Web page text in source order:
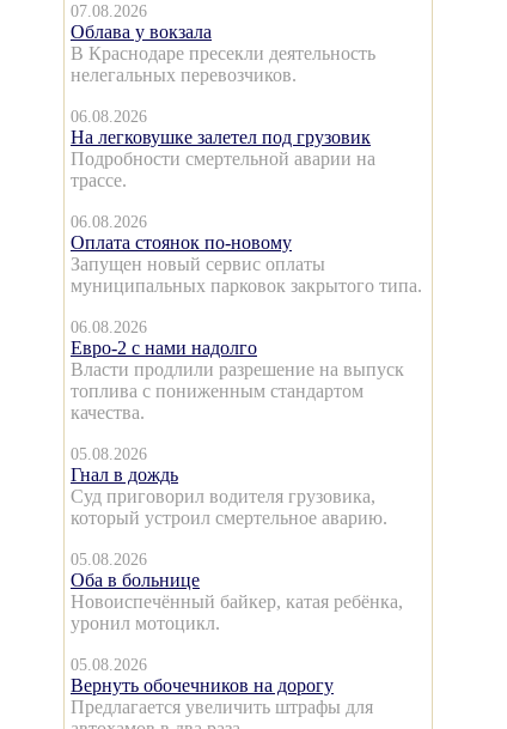
07.08.2026
Облава у вокзала
В Краснодаре пресекли деятельность
нелегальных перевозчиков.
06.08.2026
На легковушке залетел под грузовик
Подробности смертельной аварии на
трассе.
06.08.2026
Оплата стоянок по-новому
Запущен новый сервис оплаты
муниципальных парковок закрытого типа.
06.08.2026
Евро-2 с нами надолго
Власти продлили разрешение на выпуск
топлива с пониженным стандартом
качества.
05.08.2026
Гнал в дождь
Суд приговорил водителя грузовика,
который устроил смертельное аварию.
05.08.2026
Оба в больнице
Новоиспечённый байкер, катая ребёнка,
уронил мотоцикл.
05.08.2026
Вернуть обочечников на дорогу
Предлагается увеличить штрафы для